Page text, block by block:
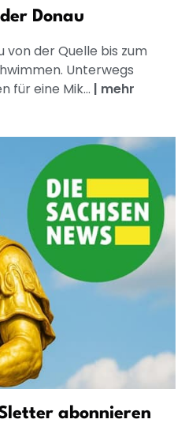
Donau
von der Quelle bis zum
Unterwegs
für eine Mik... | mehr
abonnieren